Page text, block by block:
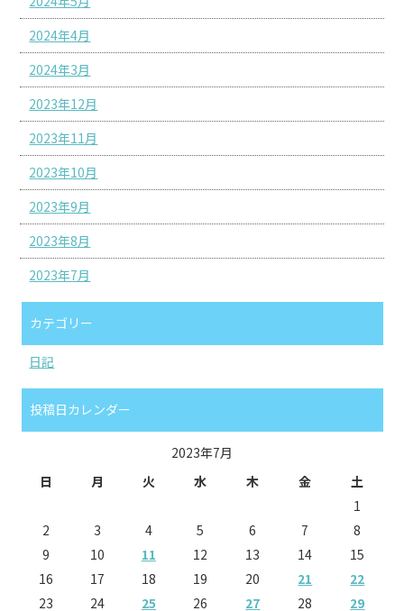
2024年4月
2024年3月
2023年12月
2023年11月
2023年10月
2023年9月
2023年8月
2023年7月
カテゴリー
日記
投稿日カレンダー
2023年7月
日
月 火 水 木 金
土
1
2
3 4 5 6 7
8
9
10 11 12 13 14
15
16
17 18 19 20 21
22
23
24 25 26 27 28 29